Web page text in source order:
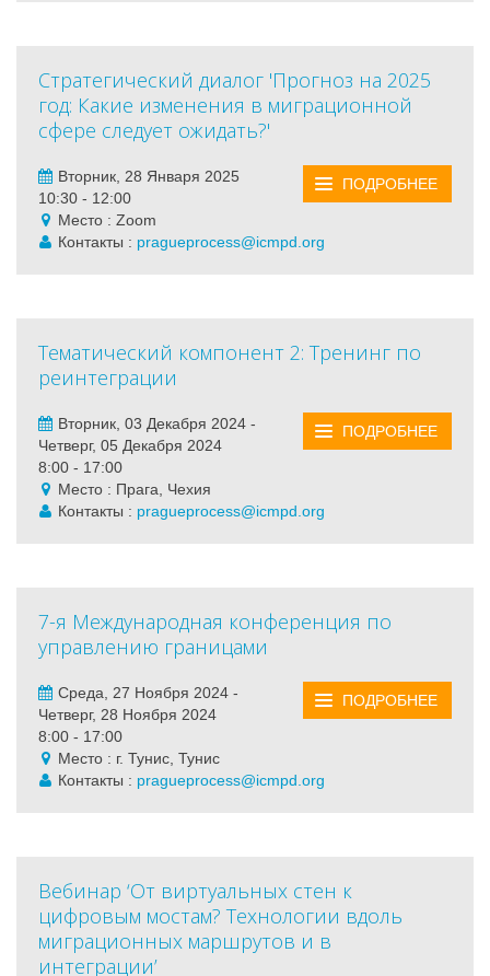
Стратегический диалог 'Прогноз на 2025
год: Какие изменения в миграционной
сфере следует ожидать?'
ПОДРОБНЕЕ
Вторник, 28 Января 2025
10:30 - 12:00
Место : Zoom
Контакты : pragueprocess@icmpd.org
Тематический компонент 2: Тренинг по
реинтеграции
ПОДРОБНЕЕ
Вторник, 03 Декабря 2024 -
Четверг, 05 Декабря 2024
8:00 - 17:00
Место : Прага, Чехия
Контакты : pragueprocess@icmpd.org
7-я Международная конференция по
управлению границами
ПОДРОБНЕЕ
Среда, 27 Ноября 2024 -
Четверг, 28 Ноября 2024
8:00 - 17:00
Место : г. Тунис, Тунис
Контакты : pragueprocess@icmpd.org
Вебинар ‘От виртуальных стен к
цифровым мостам? Технологии вдоль
миграционных маршрутов и в
интеграции’